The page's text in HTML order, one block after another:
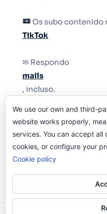
Os subo contenido
TikTok
✉ Respondo
mails
, incluso.
Y si una persona no
le quiten el teléfono.
We use our own and third-
website works properly,
services. You can accept all
cookies, or configure your
Cookie policy